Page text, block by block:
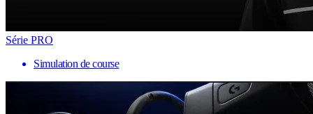
Série PRO
Simulation de course